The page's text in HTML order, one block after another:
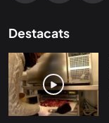
Destacats